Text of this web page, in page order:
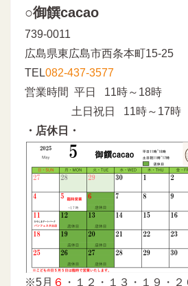
○御饌cacao
739-0011
広島県東広島市西条本町15-25
TEL082-437-3577
営業時間 平日 11時～18時
土日祝日 11時～17時
・店休日・
※5月 ６
・１２・１３・１９・